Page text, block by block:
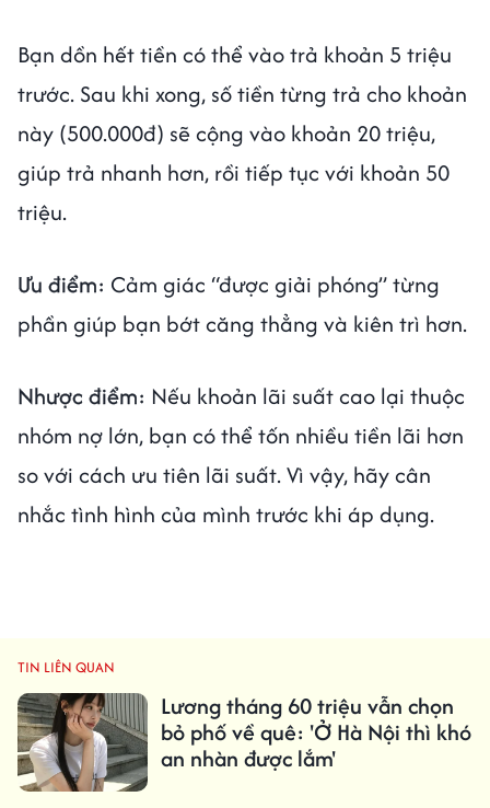
Bạn dồn hết tiền có thể vào trả khoản 5 triệu
trước. Sau khi xong, số tiền từng trả cho khoản
này (500.000đ) sẽ cộng vào khoản 20 triệu,
giúp trả nhanh hơn, rồi tiếp tục với khoản 50
triệu.
Ưu điểm: Cảm giác “được giải phóng” từng
phần giúp bạn bớt căng thẳng và kiên trì hơn.
Nhược điểm: Nếu khoản lãi suất cao lại thuộc
nhóm nợ lớn, bạn có thể tốn nhiều tiền lãi hơn
so với cách ưu tiên lãi suất. Vì vậy, hãy cân
nhắc tình hình của mình trước khi áp dụng.
TIN LIÊN QUAN
Lương tháng 60 triệu vẫn chọn
bỏ phố về quê: 'Ở Hà Nội thì khó
an nhàn được lắm'